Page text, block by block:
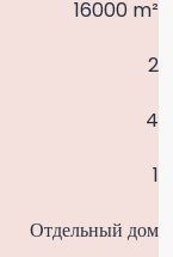
16000 m²
2
4
1
Отдельный дом